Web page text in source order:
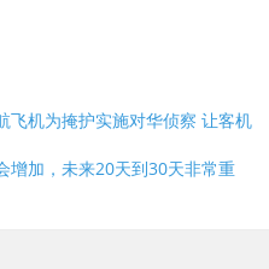
飞机为掩护实施对华侦察 让客机
增加，未来20天到30天非常重